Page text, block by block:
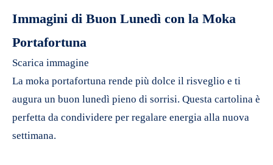
Immagini di Buon Lunedì con la Moka
Portafortuna
Scarica immagine
La moka portafortuna rende più dolce il risveglio e ti
augura un buon lunedì pieno di sorrisi. Questa cartolina è
perfetta da condividere per regalare energia alla nuova
settimana.